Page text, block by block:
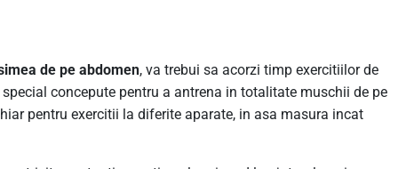
de pe abdomen, va trebui sa acorzi timp exercitiilor de
concepute pentru a antrena in totalitate muschii de pe
pentru exercitii la diferite aparate, in asa masura incat